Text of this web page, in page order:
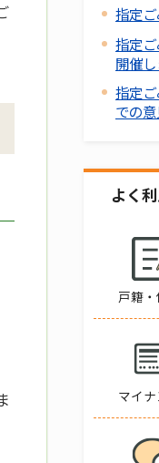
指定
指定
開催
指定
での
よく
戸籍
マイ